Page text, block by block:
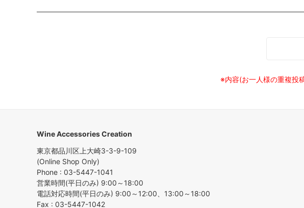
※内容(お一人様の重複投
Wine Accessories Creation
東京都品川区上大崎3-3-9-109
(Online Shop Only)
Phone : 03-5447-1041
営業時間(平日のみ) 9:00～18:00
電話対応時間(平日のみ) 9:00～12:00、13:00～18:00
Fax : 03-5447-1042